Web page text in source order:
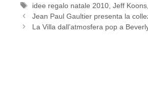
Tag
idee regalo natale 2010 ,Jeff Koons
Jean Paul Gaultier presenta la
La Villa dall’atmosfera pop a